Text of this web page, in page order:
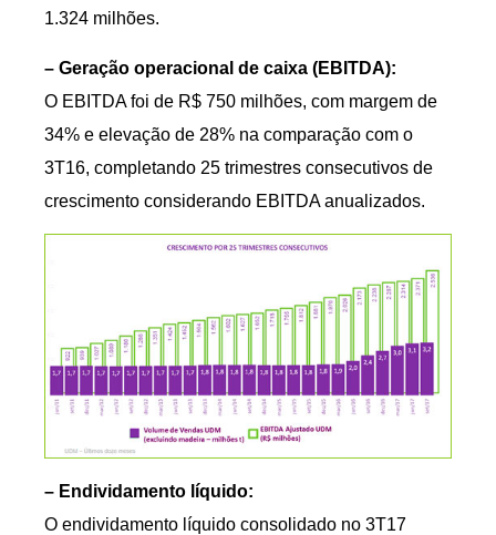
1.324 milhões.
– Geração operacional de caixa (EBITDA):
O EBITDA foi de R$ 750 milhões, com margem de
34% e elevação de 28% na comparação com o
3T16, completando 25 trimestres consecutivos de
crescimento considerando EBITDA anualizados.
– Endividamento líquido:
O endividamento líquido consolidado no 3T17